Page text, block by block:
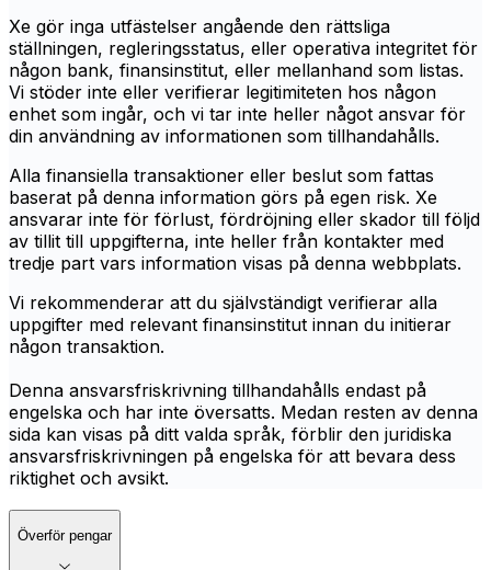
Xe gör inga utfästelser angående den rättsliga
ställningen, regleringsstatus, eller operativa integritet för
någon bank, finansinstitut, eller mellanhand som listas.
Vi stöder inte eller verifierar legitimiteten hos någon
enhet som ingår, och vi tar inte heller något ansvar för
din användning av informationen som tillhandahålls.
Alla finansiella transaktioner eller beslut som fattas
baserat på denna information görs på egen risk. Xe
ansvarar inte för förlust, fördröjning eller skador till följd
av tillit till uppgifterna, inte heller från kontakter med
tredje part vars information visas på denna webbplats.
Vi rekommenderar att du självständigt verifierar alla
uppgifter med relevant finansinstitut innan du initierar
någon transaktion.
Denna ansvarsfriskrivning tillhandahålls endast på
engelska och har inte översatts. Medan resten av denna
sida kan visas på ditt valda språk, förblir den juridiska
ansvarsfriskrivningen på engelska för att bevara dess
riktighet och avsikt.
Överför pengar